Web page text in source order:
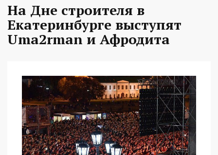
На Дне строителя в
Екатеринбурге выступят
Uma2rman и Афродита